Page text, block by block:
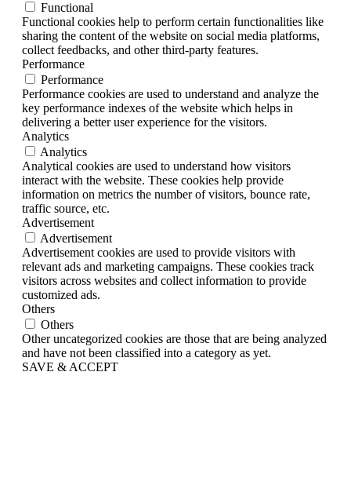
Functional
Functional cookies help to perform certain functionalities like
sharing the content of the website on social media platforms,
collect feedbacks, and other third-party features.
Performance
Performance
Performance cookies are used to understand and analyze the
key performance indexes of the website which helps in
delivering a better user experience for the visitors.
Analytics
Analytics
Analytical cookies are used to understand how visitors
interact with the website. These cookies help provide
information on metrics the number of visitors, bounce rate,
traffic source, etc.
Advertisement
Advertisement
Advertisement cookies are used to provide visitors with
relevant ads and marketing campaigns. These cookies track
visitors across websites and collect information to provide
customized ads.
Others
Others
Other uncategorized cookies are those that are being analyzed
and have not been classified into a category as yet.
SAVE & ACCEPT